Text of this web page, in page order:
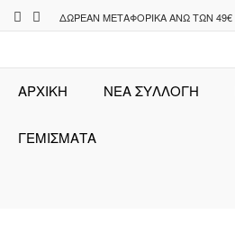
Skip
to
ΔΩΡΕΆΝ ΜΕΤΑΦΟΡΙΚΆ ΆΝΩ ΤΩΝ 49€
ΑΡΧΙΚΉ ΝΕΑ ΣΥΛΛΟΓΗ
ΓΕΜΙΣΜΑΤΑ